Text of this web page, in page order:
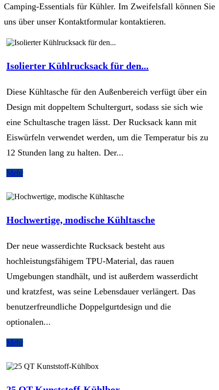
Camping-Essentials für Kühler. Im Zweifelsfall können Sie
uns über unser Kontaktformular kontaktieren.
Isolierter Kühlrucksack für den...
Diese Kühltasche für den Außenbereich verfügt über ein
Design mit doppeltem Schultergurt, sodass sie sich wie
eine Schultasche tragen lässt. Der Rucksack kann mit
Eiswürfeln verwendet werden, um die Temperatur bis zu
12 Stunden lang zu halten. Der...
Mehr
Hochwertige, modische Kühltasche
Der neue wasserdichte Rucksack besteht aus
hochleistungsfähigem TPU-Material, das rauen
Umgebungen standhält, und ist außerdem wasserdicht
und kratzfest, was seine Lebensdauer verlängert. Das
benutzerfreundliche Doppelgurtdesign und die
optionalen...
Mehr